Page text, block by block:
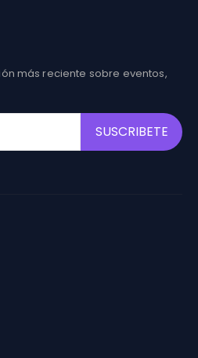
más reciente sobre eventos,